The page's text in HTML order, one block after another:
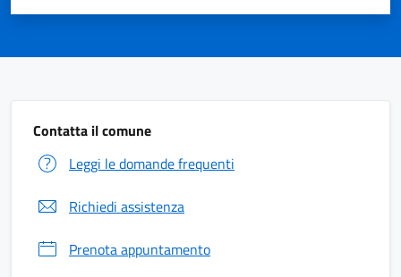
Contatta il comune
Leggi le domande frequenti
Richiedi assistenza
Prenota appuntamento